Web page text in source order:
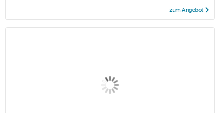
zum Angebot